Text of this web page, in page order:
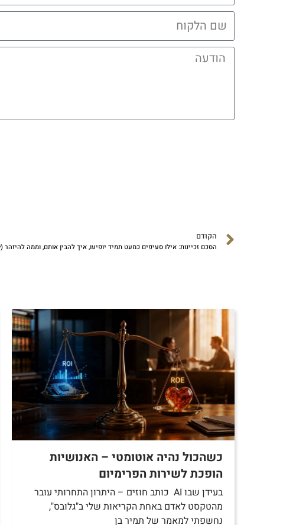
הקודם
הסכם זכיינות: אילו סעיפים כמעט תמיד יופיעו, איך להבין אותם, וממה להיזהר (Better Safe Than Sorry)
כשהכול נהיה אוטומטי – האנושיות
הופכת לשירות הפרימיום
בעידן שבו AI כותב חוזים – היתרון התחרותי עובר
מהטקסט לאדם באחת הקריאות שלי ב"גלובס",
נחשפתי למאמר של תמיר בן